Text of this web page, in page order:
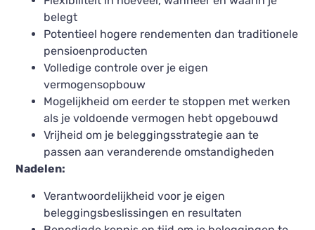
belegt
Potentieel hogere rendementen dan traditionele
pensioenproducten
Volledige controle over je eigen
vermogensopbouw
Mogelijkheid om eerder te stoppen met werken
als je voldoende vermogen hebt opgebouwd
Vrijheid om je beleggingsstrategie aan te
passen aan veranderende omstandigheden
Nadelen:
Verantwoordelijkheid voor je eigen
beleggingsbeslissingen en resultaten